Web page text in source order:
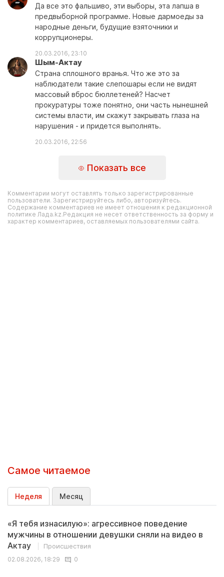
Да все это фальшиво, эти выборы, эта лапша в
предвыборной программе. Новые дармоеды за
народные деньги, будущие взяточники и
коррупционеры.
20.03.2016, 23:10
Шым-Актау
Страна сплошного вранья. Что же это за
наблюдатели такие слепошары если не видят
массовый вброс бюллетеней? Насчет
прокуратуры тоже понятно, они часть нынешней
системы власти, им скажут закрывать глаза на
нарушения - и придется выполнять.
20.03.2016, 22:56
Показать все
Комментарии могут оставлять только зарегистрированные
пользователи. Зарегистрируйтесь либо, авторизуйтесь.
Содержание комментариев не имеет отношения к редакционной
политике Лада.kz.Редакция не несет ответственность за форму и
характер комментариев, оставляемых пользователями сайта.
Самое читаемое
Неделя Месяц
«Я тебя изнасилую»: агрессивное поведение
мужчины в отношении девушки сняли на видео в
Актау
Происшествия
02.08.2026, 18:29
0